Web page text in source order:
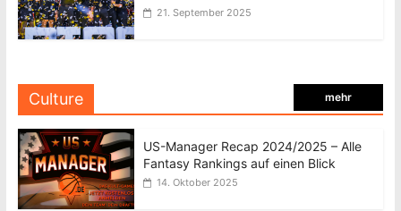
21. September 2025
Culture mehr
US-Manager Recap 2024/2025 – Alle
Fantasy Rankings auf einen Blick
14. Oktober 2025